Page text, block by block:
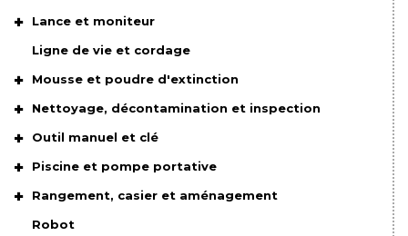
Lance et moniteur
Ligne de vie et cordage
Mousse et poudre d'extinction
Nettoyage, décontamination et inspection
Outil manuel et clé
Piscine et pompe portative
Rangement, casier et aménagement
Robot